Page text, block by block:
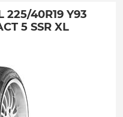
225/40R19 Y93
5 SSR XL